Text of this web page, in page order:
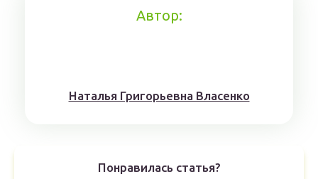
Автор:
Наталья Григорьевна Власенко
Понравилась статья?